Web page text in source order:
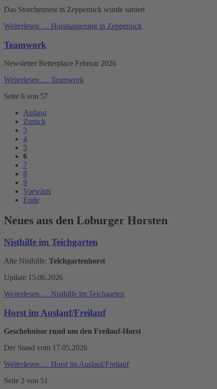
Das Storchennest in Zeppernick wurde saniert
Weiterlesen … Horstsanierung in Zeppernick
Teamwork
Newsletter Betterplace Februar 2026
Weiterlesen … Teamwork
Seite 6 von 57
Anfang
Zurück
3
4
5
6
7
8
9
Vorwärts
Ende
Neues aus den Loburger Horsten
Nisthilfe im Teichgarten
Alte Nisthilfe: Teichgartenhorst
Update 15.06.2026
Weiterlesen … Nisthilfe im Teichgarten
Horst im Auslauf/Freilauf
Geschehnisse rund um den Freilauf-Horst
Der Stand vom 17.05.2026
Weiterlesen … Horst im Auslauf/Freilauf
Seite 2 von 51